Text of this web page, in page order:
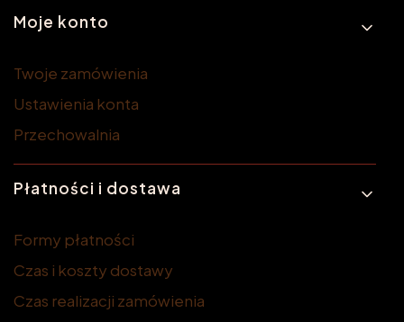
Moje konto
Twoje zamówienia
Ustawienia konta
Przechowalnia
Płatności i dostawa
Formy płatności
Czas i koszty dostawy
Czas realizacji zamówienia